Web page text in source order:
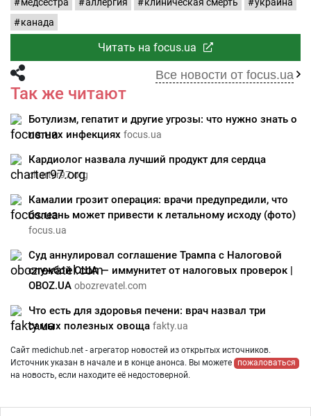
канада
Читать на focus.ua
Все новости от focus.ua
Так же читают
Ботулизм, гепатит и другие угрозы: что нужно знать о
летних инфекциях focus.ua
Кардиолог назвала лучший продукт для сердца
charter97.org
Камалии грозит операция: врачи предупредили, что
болезнь может привести к летальному исходу (фото)
focus.ua
Суд аннулировал соглашение Трампа с Налоговой
службой США — иммунитет от налоговых проверок |
OBOZ.UA obozrevatel.com
Что есть для здоровья печени: врач назвал три
самых полезных овоща fakty.ua
Сайт medichub.net - агрегатор новостей из открытых источников.
Источник указан в начале и в конце анонса. Вы можете
пожаловаться
на новость, если находите её недостоверной.